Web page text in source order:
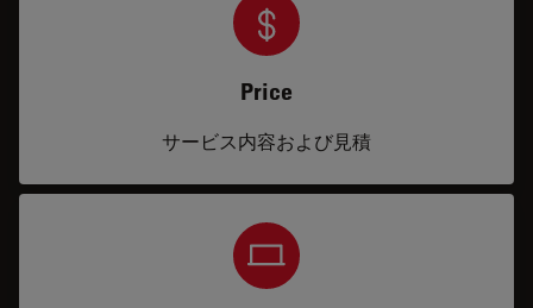
Price
サービス内容および見積